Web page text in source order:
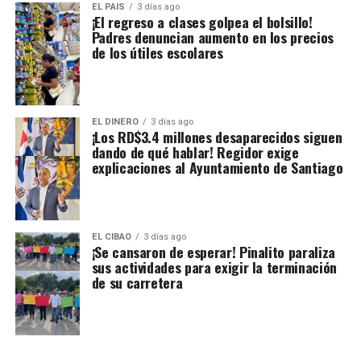
EL PAIS 3 días ago
¡El regreso a clases golpea el bolsillo!
Padres denuncian aumento en los precios
de los útiles escolares
EL DINERO 3 días ago
¡Los RD$3.4 millones desaparecidos siguen
dando de qué hablar! Regidor exige
explicaciones al Ayuntamiento de Santiago
EL CIBAO 3 días ago
¡Se cansaron de esperar! Pinalito paraliza
sus actividades para exigir la terminación
de su carretera